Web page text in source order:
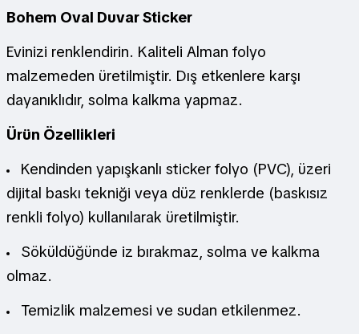
Bohem Oval Duvar Sticker
Evinizi renklendirin. Kaliteli Alman folyo
malzemeden üretilmiştir. Dış etkenlere karşı
dayanıklıdır, solma kalkma yapmaz.
Ürün Özellikleri
Kendinden yapışkanlı sticker folyo (PVC), üzeri
dijital baskı tekniği veya düz renklerde (baskısız
renkli folyo) kullanılarak üretilmiştir.
Söküldüğünde iz bırakmaz, solma ve kalkma
olmaz.
Temizlik malzemesi ve sudan etkilenmez.